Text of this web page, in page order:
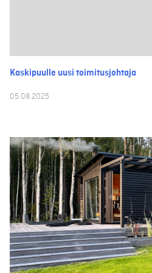
Kaskipuulle uusi toimitusjohtaja
05.08.2025